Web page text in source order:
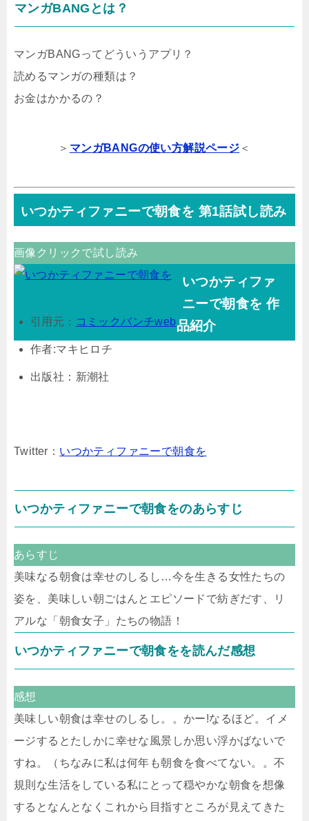
マンガBANGとは？
マンガBANGってどういうアプリ？
読めるマンガの種類は？
お金はかかるの？
＞ マンガBANGの使い方解説ページ ＜
いつかティファニーで朝食を 第1話試し読み
画像クリックで試し読み
引用元： コミックバンチweb
作者:マキヒロチ
出版社：新潮社
いつかティファ
ニーで朝食を 作
品紹介
Twitter： いつかティファニーで朝食を
いつかティファニーで朝食をのあらすじ
あらすじ
美味なる朝食は幸せのしるし…今を生きる女性たちの
姿を、美味しい朝ごはんとエピソードで紡ぎだす、リ
アルな「朝食女子」たちの物語！
いつかティファニーで朝食をを読んだ感想
感想
美味しい朝食は幸せのしるし。。かー!なるほど。イメ
ージするとたしかに幸せな風景しか思い浮かばないで
すね。（ちなみに私は何年も朝食を食べてない。。不
規則な生活をしている私にとって穏やかな朝食を想像
するとなんとなくこれから目指すところが見えてきた